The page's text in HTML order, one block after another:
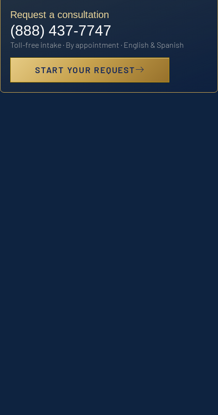
Request a consultation
(888) 437-7747
Toll-free intake · By appointment · English & Spanish
START YOUR REQUEST